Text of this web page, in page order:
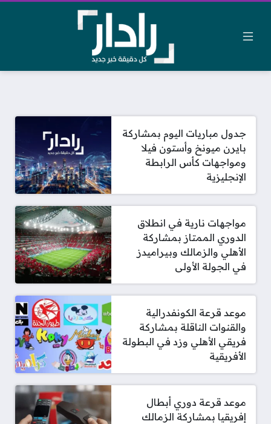
جدول مباريات اليوم بمشاركة
بايرن ميونخ وأستون فيلا
ومواجهات كأس الرابطة
الإنجليزية
مواجهات نارية في انطلاق
الدوري الممتاز بمشاركة
الأهلي والزمالك وبيراميدز
في الجولة الأولى
موعد قرعة الكونفدرالية
والقنوات الناقلة بمشاركة
فريقي الأهلي وزد في البطولة
الأفريقية
موعد قرعة دوري أبطال
إفريقيا بمشاركة الزمالك